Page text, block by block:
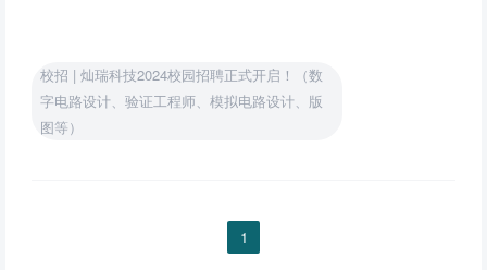
校招 | 灿瑞科技2024校园招聘正式开启！（数
字电路设计、验证工程师、模拟电路设计、版
图等）
1